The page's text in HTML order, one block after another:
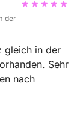
der
gleich in der
Sehr
nach